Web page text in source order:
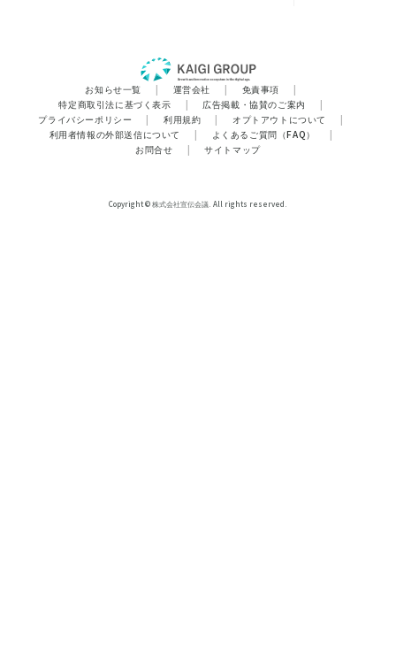
お知らせ一覧 | 運営会社 | 免責事項
|
特定商取引法に基づく表示
| 広告掲載・協賛のご案内
|
プライバシーポリシー
| 利用規約 | オプトアウトについて
|
利用者情報の外部送信について
| よくあるご質問（FAQ）
|
お問合せ
| サイトマップ
Copyright © 株式会社宣伝会議. All rights reserved.